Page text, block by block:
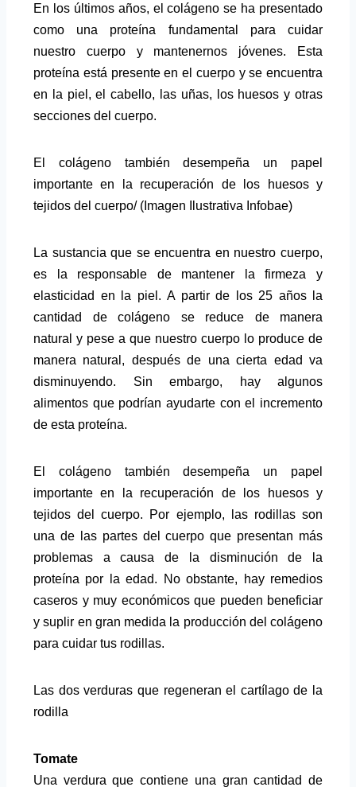
En los últimos años, el colágeno se ha presentado
como una proteína fundamental para cuidar
nuestro cuerpo y mantenernos jóvenes. Esta
proteína está presente en el cuerpo y se encuentra
en la piel, el cabello, las uñas, los huesos y otras
secciones del cuerpo.
El colágeno también desempeña un papel
importante en la recuperación de los huesos y
tejidos del cuerpo/ (Imagen Ilustrativa Infobae)
La sustancia que se encuentra en nuestro cuerpo,
es la responsable de mantener la firmeza y
elasticidad en la piel. A partir de los 25 años la
cantidad de colágeno se reduce de manera
natural y pese a que nuestro cuerpo lo produce de
manera natural, después de una cierta edad va
disminuyendo. Sin embargo, hay algunos
alimentos que podrían ayudarte con el incremento
de esta proteína.
El colágeno también desempeña un papel
importante en la recuperación de los huesos y
tejidos del cuerpo. Por ejemplo, las rodillas son
una de las partes del cuerpo que presentan más
problemas a causa de la disminución de la
proteína por la edad. No obstante, hay remedios
caseros y muy económicos que pueden beneficiar
y suplir en gran medida la producción del colágeno
para cuidar tus rodillas.
Las dos verduras que regeneran el cartílago de la
rodilla
Tomate
Una verdura que contiene una gran cantidad de